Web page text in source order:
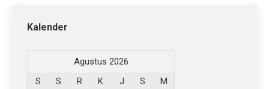
Kalender
Agustus 2026
S
S R K J S
M